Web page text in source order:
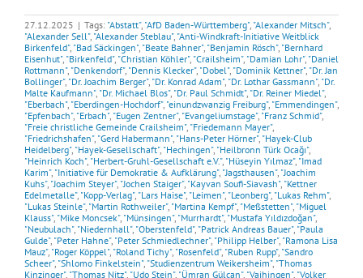
27.12.2025 | Tags: "Abstatt", "AfD Baden-Württemberg", "Alexander Mitsch",
"Alexander Sell", "Alexander Steblau", "Anti-Windkraft-Initiative Weitblick
Birkenfeld", "Bad Säckingen", "Beate Bahner", "Benjamin Rösch", "Bernhard
Eisenhut", "Birkenfeld", "Christian Köhler", "Crailsheim", "Damian Lohr", "Daniel
Rottmann", "Denkendorf", "Dennis Klecker", "Dobel", "Dominik Kettner", "Dr. Jan
Bollinger", "Dr. Joachim Berger", "Dr. Konrad Adam", "Dr. Lothar Gassmann", "Dr.
Malte Kaufmann", "Dr. Michael Blos", "Dr. Paul Schmidt", "Dr. Reiner Miedel",
"Eberbach", "Eberdingen-Hochdorf", "einundzwanzig Freiburg", "Emmendingen",
"Epfenbach", "Erbach", "Eugen Zentner", "Evangeliumstage", "Franz Schmid",
"Freie christliche Gemeinde Crailsheim", "Friedemann Mayer",
"Friedrichshafen", "Gerd Habermann", "Hans-Peter Hörner", "Hayek-Club
Heidelberg", "Hayek-Gesellschaft", "Hechingen", "Heilbronn Türk Ocağı",
"Heinrich Koch", "Herbert-Gruhl-Gesellschaft e.V.", "Hüseyin Yılmaz", "Imad
Karim", "Initiative für Demokratie & Aufklärung", "Jagsthausen", "Joachim
Kuhs", "Joachim Steyer", "Jochen Staiger", "Kayvan Soufi-Siavash", "Kettner
Edelmetalle", "Kopp-Verlag", "Lars Haise", "Leimen", "Leonberg", "Lukas Rehm",
"Lukas Steinle", "Martin Rothweiler", "Martina Kempf", "Meßstetten", "Miguel
Klauss", "Mike Moncsek", "Münsingen", "Murrhardt", "Mustafa Yıldızdoğan",
"Neubulach", "Niedernhall", "Oberstenfeld", "Patrick Andreas Bauer", "Paula
Gulde", "Peter Hahne", "Peter Schmiedlechner", "Philipp Helber", "Ramona Lisa
Mauz", "Roger Köppel", "Roland Tichy", "Rosenfeld", "Ruben Rupp", "Sandro
Scheer", "Shlomo Finkelstein", "Studienzentrum Weikersheim", "Thomas
Kinzinger", "Thomas Nitz", "Udo Stein", "Ümran Gülcan", "Vaihingen", "Volker